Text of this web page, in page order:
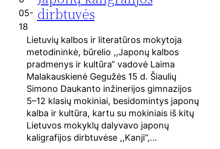
05-
18
dirbtuvės
Lietuvių kalbos ir literatūros mokytoja
metodininkė, būrelio ,,Japonų kalbos
pradmenys ir kultūra“ vadovė Laima
Malakauskienė Gegužės 15 d. Šiaulių
Simono Daukanto inžinerijos gimnazijos
5–12 klasių mokiniai, besidomintys japonų
kalba ir kultūra, kartu su mokiniais iš kitų
Lietuvos mokyklų dalyvavo japonų
kaligrafijos dirbtuvėse ,,Kanji“,…